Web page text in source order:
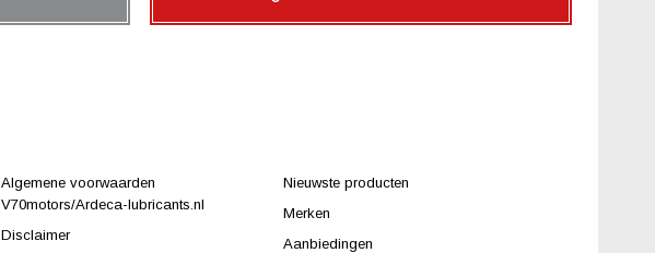
Algemene voorwaarden
V70motors/Ardeca-lubricants.nl
Disclaimer
Nieuwste producten
Merken
Aanbiedingen